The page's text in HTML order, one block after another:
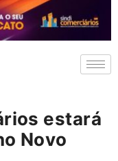
estará
Novo